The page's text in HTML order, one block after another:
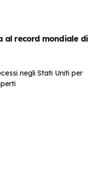
al record mondiale di